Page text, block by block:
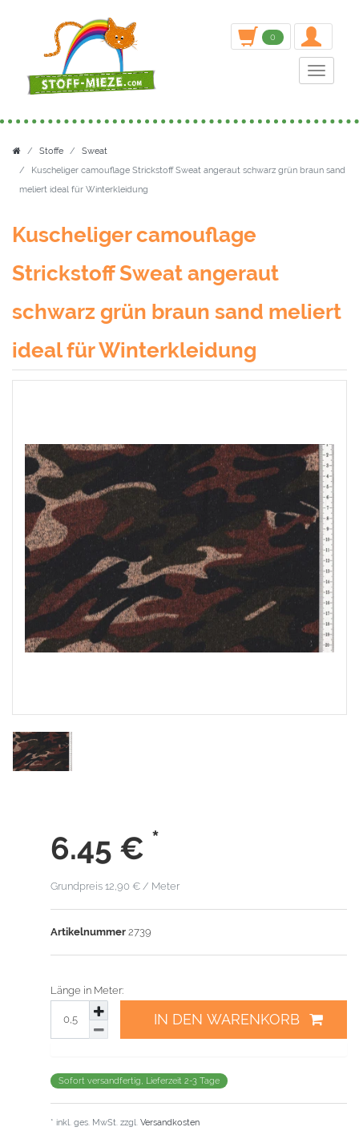
0
Toggle
Stoffe
Sweat
Kuscheliger camouflage Strickstoff Sweat angeraut schwarz grün braun sand
meliert ideal für Winterkleidung
Kuscheliger camouflage
Strickstoff Sweat angeraut
schwarz grün braun sand meliert
ideal für Winterkleidung
6.45 € *
Grundpreis 12,90 € / Meter
Artikelnummer 2739
Länge in Meter:
IN DEN WARENKORB
Sofort versandfertig, Lieferzeit 2-3 Tage
* inkl. ges. MwSt. zzgl. Versandkosten